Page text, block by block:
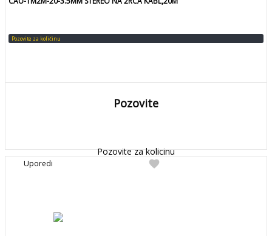
Pozovite za količinu
Pozovite
Pozovite za kolicinu
favorite
Uporedi